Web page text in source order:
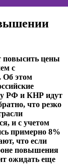
повысить цены
с
Об этом
РФ и КНР идут
что резко
и с учетом
примерно 8%
что если
повышения
ожидать еще